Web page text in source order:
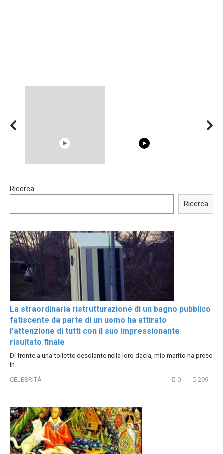
Shocking illusion - Pretty
Trying BOLLYWOOD
Ricerca
Ricerca
La straordinaria ristrutturazione di un bagno pubblico
fatiscente da parte di un uomo ha attirato
l’attenzione di tutti con il suo impressionante
risultato finale
Di fronte a una toilette desolante nella loro dacia, mio marito ha preso
in
CELEBRITÀ 0 299